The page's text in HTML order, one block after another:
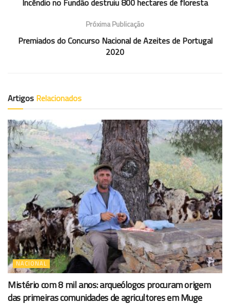
Próxima Publicação
Premiados do Concurso Nacional de Azeites de Portugal
2020
Artigos Relacionados
NACIONAL
Mistério com 8 mil anos: arqueólogos procuram origem
das primeiras comunidades de agricultores em Muge